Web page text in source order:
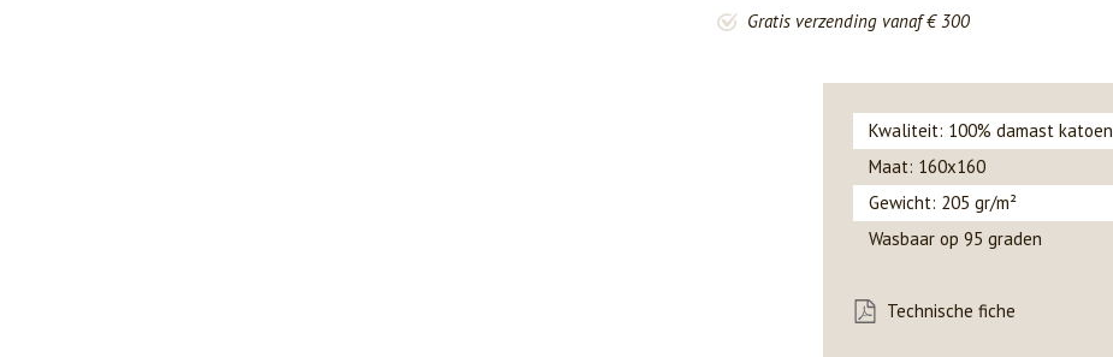
Gratis verzending vanaf € 300
Kwaliteit: 100% damast katoen
Maat: 160x160
Gewicht: 205 gr/m²
Wasbaar op 95 graden
Technische fiche